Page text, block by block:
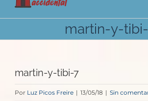
martin-y-
martin-y-tibi-7
Por Luz Picos Freire | 13/05/18 | Sin